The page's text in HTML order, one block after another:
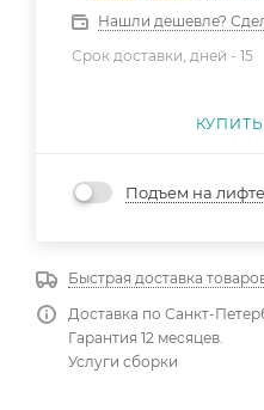
Нашли дешевле?
Срок доставки, дней - 15
Подъем на
Быстрая доставка
Доставка по Санкт-
Гарантия 12 месяцев.
Услуги сборки